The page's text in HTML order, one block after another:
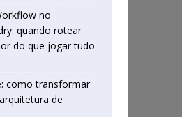
no
quando rotear
do que jogar tudo
como transformar
de